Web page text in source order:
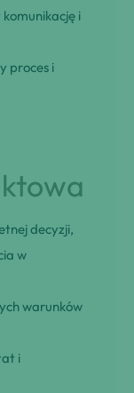
i
proces i
decyzji,
w
warunków
i